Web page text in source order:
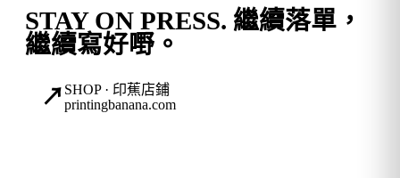
STAY ON PRESS. 繼續落單，
繼續寫好嘢。
↗ SHOP · 印蕉店鋪
printingbanana.com